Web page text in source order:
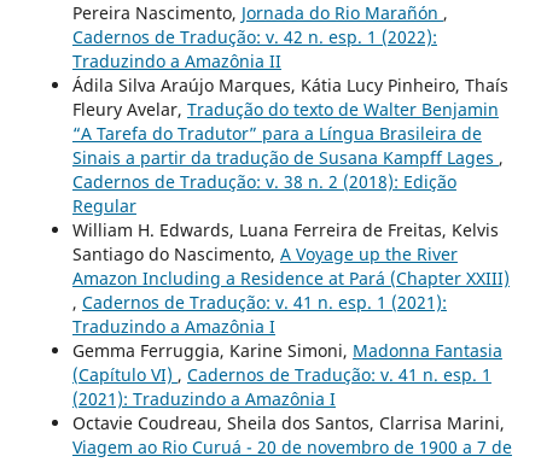
Pereira Nascimento, Jornada do Rio Marañón ,
Cadernos de Tradução: v. 42 n. esp. 1 (2022):
Traduzindo a Amazônia II
Ádila Silva Araújo Marques, Kátia Lucy Pinheiro, Thaís
Fleury Avelar, Tradução do texto de Walter Benjamin
“A Tarefa do Tradutor” para a Língua Brasileira de
Sinais a partir da tradução de Susana Kampff Lages ,
Cadernos de Tradução: v. 38 n. 2 (2018): Edição
Regular
William H. Edwards, Luana Ferreira de Freitas, Kelvis
Santiago do Nascimento, A Voyage up the River
Amazon Including a Residence at Pará (Chapter XXIII)
, Cadernos de Tradução: v. 41 n. esp. 1 (2021):
Traduzindo a Amazônia I
Gemma Ferruggia, Karine Simoni, Madonna Fantasia
(Capítulo VI) , Cadernos de Tradução: v. 41 n. esp. 1
(2021): Traduzindo a Amazônia I
Octavie Coudreau, Sheila dos Santos, Clarrisa Marini,
Viagem ao Rio Curuá - 20 de novembro de 1900 a 7 de